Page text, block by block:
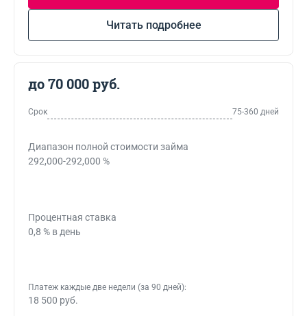
Читать подробнее
до 70 000 руб.
Срок 75-360 дней
Диапазон полной стоимости займа
292,000-292,000 %
Процентная ставка
0,8 % в день
Платеж каждые две недели (за 90 дней):
18 500 руб.